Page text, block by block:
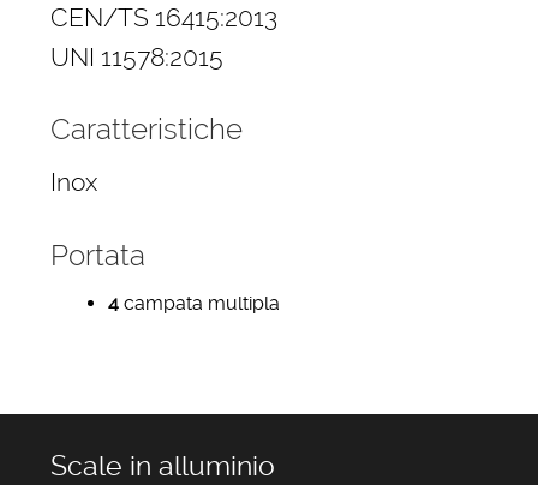
CEN/TS 16415:2013
UNI 11578:2015
Caratteristiche
Inox
Portata
4 campata multipla
Scale in alluminio